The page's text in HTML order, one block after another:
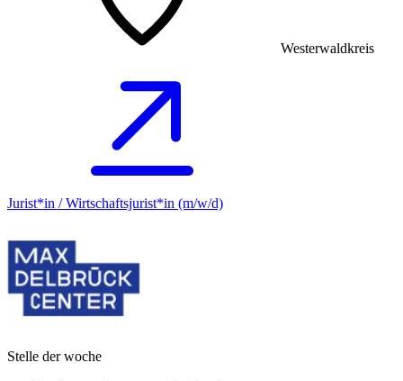
Westerwaldkreis
Jurist*in / Wirtschafts­jurist*in (m/w/d)
Stelle der woche